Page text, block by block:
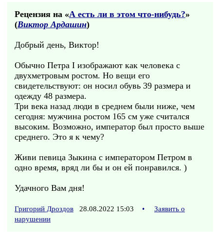
Рецензия на «А есть ли в этом что-нибудь?»
(Виктор Ардашин)
Добрый день, Виктор!
Обычно Петра I изображают как человека с
двухметровым ростом. Но вещи его
свидетельствуют: он носил обувь 39 размера и
одежду 48 размера.
Три века назад люди в среднем были ниже, чем
сегодня: мужчина ростом 165 см уже считался
высоким. Возможно, император был просто выше
среднего. Это я к чему?
Живи певица Зыкина с императором Петром в
одно время, вряд ли бы и он ей понравился. )
Удачного Вам дня!
Григорий Дроздов 28.08.2022 15:03 •
Заявить о
нарушении